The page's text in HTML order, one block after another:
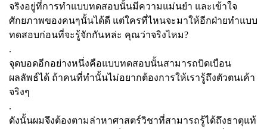
จริงอยู่ที่การทำแบบทดสอบนั้นมีความแม่นยำ และเข้าใจ
ศักยภาพของคนๆนั้นได้ดี แต่ใครที่ไหนจะมาให้อีกฝ่ายทำแบบ
ทดสอบก่อนที่จะรู้จักกันหล่ะ คุณว่าจริงไหม?
.
จุดบอดอีกอย่างหนึ่งคือแบบทดสอบนั้นสามารถบิดเบือน
ผลลัพธ์ได้ ถ้าคนที่ทำนั้นไม่อยากต้องการให้เรารู้ถึงตัวตนเค้า
จริงๆ
.
ดังนั้นผมจึงต้องตามล่าหาศาสตร์วิชาที่สามารถรู้ได้ถึงธาตุแท้